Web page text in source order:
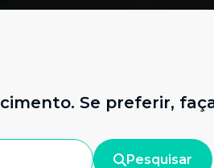
Se preferir,
Pesquisar